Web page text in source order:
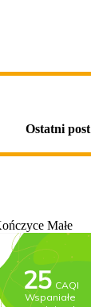
Ostatni post
Małe